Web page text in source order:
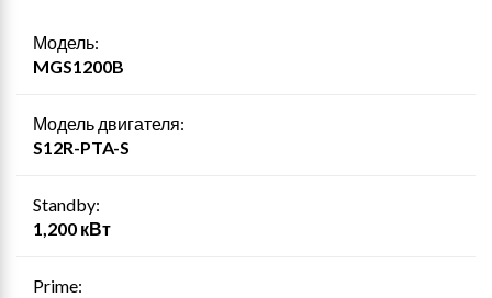
Модель:
MGS1200B
Модель двигателя:
S12R-PTA-S
Standby:
1,200 кВт
Prime: